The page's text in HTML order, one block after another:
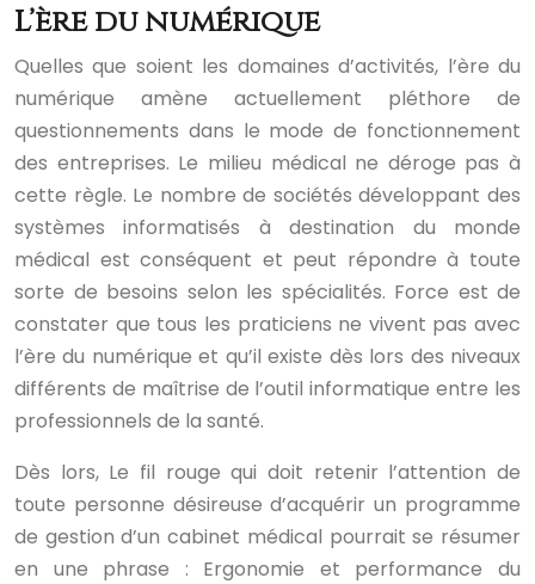
L’ère du numérique
Quelles que soient les domaines d’activités, l’ère du
numérique amène actuellement pléthore de
questionnements dans le mode de fonctionnement
des entreprises. Le milieu médical ne déroge pas à
cette règle. Le nombre de sociétés développant des
systèmes informatisés à destination du monde
médical est conséquent et peut répondre à toute
sorte de besoins selon les spécialités. Force est de
constater que tous les praticiens ne vivent pas avec
l’ère du numérique et qu’il existe dès lors des niveaux
différents de maîtrise de l’outil informatique entre les
professionnels de la santé.
Dès lors, Le fil rouge qui doit retenir l’attention de
toute personne désireuse d’acquérir un programme
de gestion d’un cabinet médical pourrait se résumer
en une phrase : Ergonomie et performance du